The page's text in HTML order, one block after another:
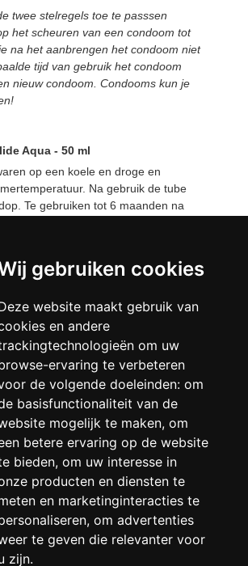
gebruiken cookies
website maakt gebruik van
en andere
om uw
ervaring te verbeteren
de volgende doeleinden: om
basisfunctionaliteit van de
mogelijk te maken, om
betere ervaring op de website
bieden, om uw interesse in
producten en diensten te
en marketinginteracties te
, om advertenties
te geven die relevanter voor
zijn.
twee stelregels toe te passsen
het scheuren van een condoom tot
na het aanbrengen het condoom niet
tijd van gebruik het condoom
nieuw condoom. Condooms kun je
Aqua - 50 ml
op een koele en droge en
Na gebruik de tube
Te gebruiken tot 6 maanden na
Faire condooms - 6 stuks
|Voeg je recensie toe
5085.3279 te